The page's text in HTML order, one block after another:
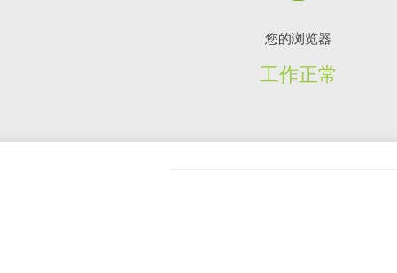
您的浏览器
工作正常